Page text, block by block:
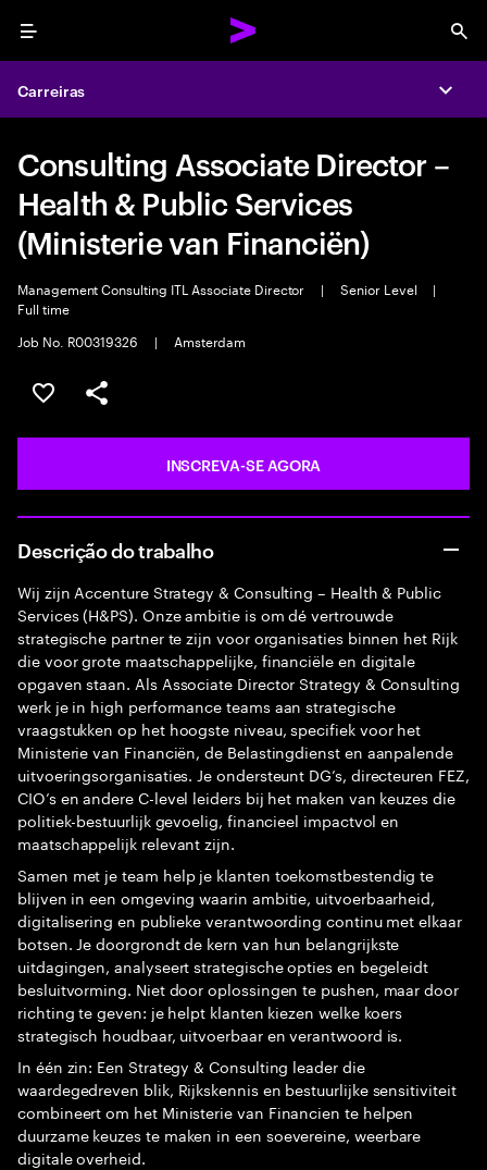
Menu
Carreiras
Consulting Associate Director –
Health & Public Services
(Ministerie van Financiën)
Management Consulting ITL Associate Director | Senior Level
|
Full time
Job No. R00319326
| Amsterdam
SALVAR VAGA
COMPARTILHE
INSCREVA-SE AGORA
Descrição do trabalho
Wij zijn Accenture Strategy & Consulting – Health & Public
Services (H&PS). Onze ambitie is om dé vertrouwde
strategische partner te zijn voor organisaties binnen het Rijk
die voor grote maatschappelijke, financiële en digitale
opgaven staan. Als Associate Director Strategy & Consulting
werk je in high performance teams aan strategische
vraagstukken op het hoogste niveau, specifiek voor het
Ministerie van Financiën, de Belastingdienst en aanpalende
uitvoeringsorganisaties. Je ondersteunt DG’s, directeuren FEZ,
CIO’s en andere C-level leiders bij het maken van keuzes die
politiek-bestuurlijk gevoelig, financieel impactvol en
maatschappelijk relevant zijn.
Samen met je team help je klanten toekomstbestendig te
blijven in een omgeving waarin ambitie, uitvoerbaarheid,
digitalisering en publieke verantwoording continu met elkaar
botsen. Je doorgrondt de kern van hun belangrijkste
uitdagingen, analyseert strategische opties en begeleidt
besluitvorming. Niet door oplossingen te pushen, maar door
richting te geven: je helpt klanten kiezen welke koers
strategisch houdbaar, uitvoerbaar en verantwoord is.
In één zin: Een Strategy & Consulting leader die
waardegedreven blik, Rijkskennis en bestuurlijke sensitiviteit
combineert om het Ministerie van Financien te helpen
duurzame keuzes te maken in een soevereine, weerbare
digitale overheid.